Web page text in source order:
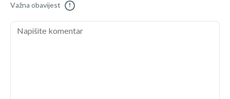
Važna obavijest !